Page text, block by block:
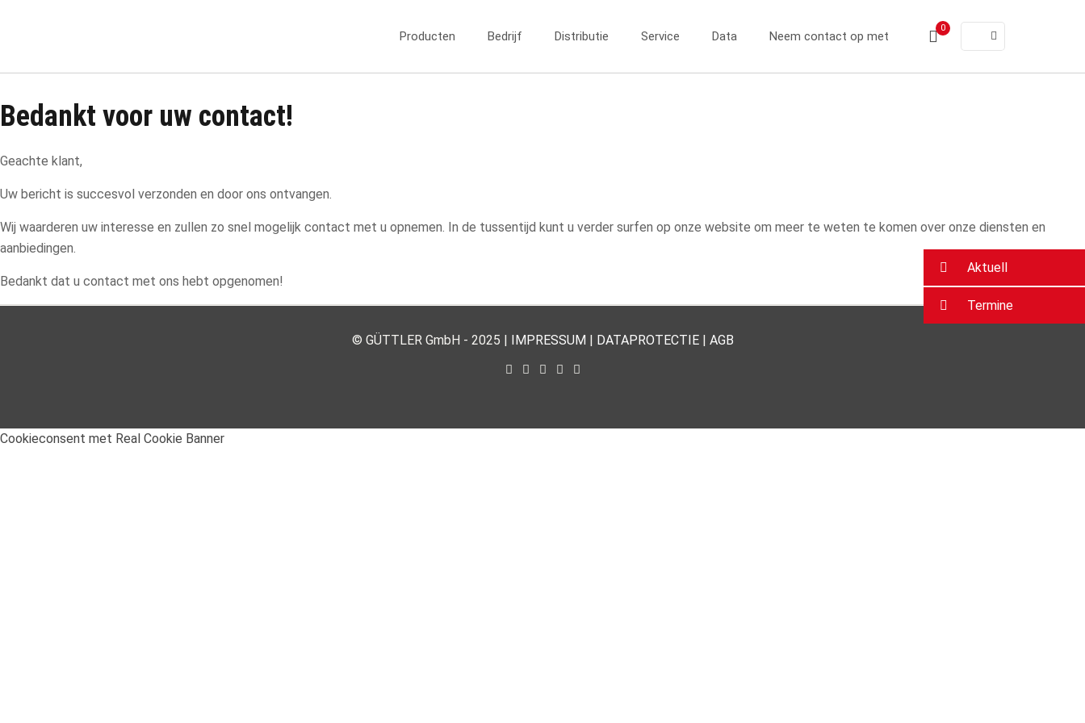
Producten Bedrijf Distributie Service Data Neem contact op met
0
Bedankt voor uw contact!
Geachte klant,
Uw bericht is succesvol verzonden en door ons ontvangen.
Wij waarderen uw interesse en zullen zo snel mogelijk contact met u opnemen. In de tussentijd kunt u verder surfen op onze website om meer te weten te komen over onze diensten en
aanbiedingen.
Bedankt dat u contact met ons hebt opgenomen!
© GÜTTLER GmbH - 2025 | IMPRESSUM | DATAPROTECTIE| AGB
Aktuell
Termine
Cookieconsent met Real Cookie Banner